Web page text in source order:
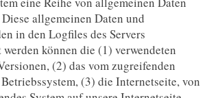
allgemeinen Daten und
in den Logfiles des Servers
können die (1) verwendeten
(2) das vom zugreifenden
(3) die Internetseite, von